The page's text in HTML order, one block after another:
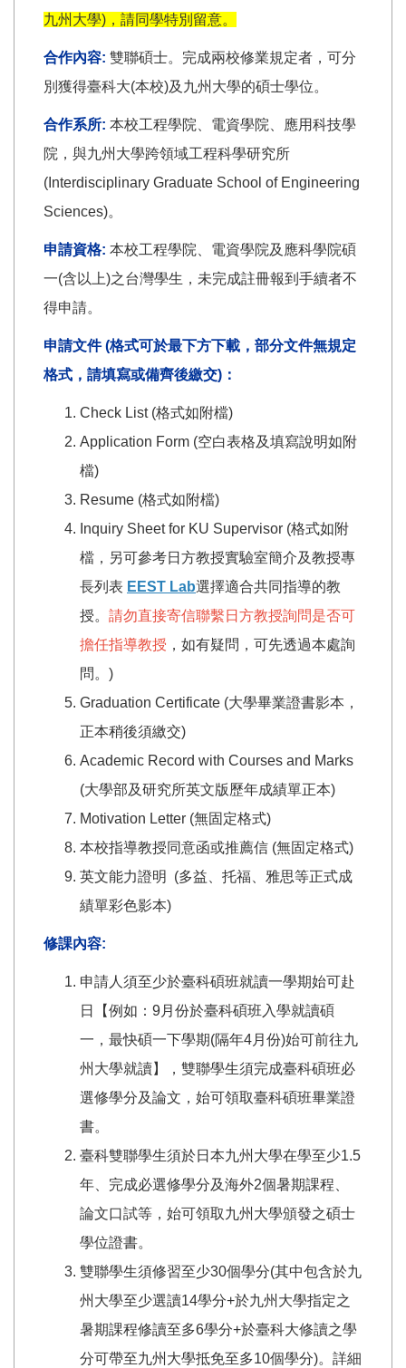
九州大學)，請同學特別留意。
合作內容: 雙聯碩士。完成兩校修業規定者，可分
別獲得臺科大(本校)及九州大學的碩士學位。
合作系所: 本校工程學院、電資學院、應用科技學
院，與九州大學跨領域工程科學研究所
(Interdisciplinary Graduate School of Engineering
Sciences)。
申請資格: 本校工程學院、電資學院及應科學院碩
一(含以上)之台灣學生，未完成註冊報到手續者不
得申請。
申請文件 (格式可於最下方下載，部分文件無規定
格式，請填寫或備齊後繳交)：
Check List (格式如附檔)
Application Form (空白表格及填寫說明如附
檔)
Resume (格式如附檔)
Inquiry Sheet for KU Supervisor (格式如附
檔，另可參考日方教授實驗室簡介及教授專
長列表 EEST Lab選擇適合共同指導的教
授。 請勿直接寄信聯繫日方教授詢問是否可
擔任指導教授 ，如有疑問，可先透過本處詢
問。)
Graduation Certificate (大學畢業證書影本，
正本稍後須繳交)
Academic Record with Courses and Marks
(大學部及研究所英文版歷年成績單正本)
Motivation Letter (無固定格式)
本校指導教授同意函或推薦信 (無固定格式)
英文能力證明 (多益、托福、雅思等正式成
績單彩色影本)
修課內容:
申請人須至少於臺科碩班就讀一學期始可赴
日【例如：9月份於臺科碩班入學就讀碩
一，最快碩一下學期(隔年4月份)始可前往九
州大學就讀】，雙聯學生須完成臺科碩班必
選修學分及論文，始可領取臺科碩班畢業證
書。
臺科雙聯學生須於日本九州大學在學至少1.5
年、完成必選修學分及海外2個暑期課程、
論文口試等，始可領取九州大學頒發之碩士
學位證書。
雙聯學生須修習至少30個學分(其中包含於九
州大學至少選讀14學分+於九州大學指定之
暑期課程修讀至多6學分+於臺科大修讀之學
分可帶至九州大學抵免至多10個學分)。詳細